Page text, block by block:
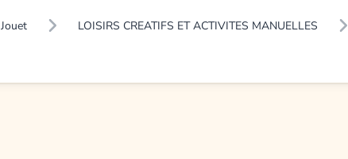
Jouet LOISIRS CREATIFS ET ACTIVITES MANUELLES